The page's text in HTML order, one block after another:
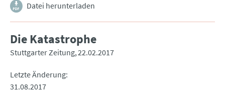
Datei herunterladen
Die Katastrophe
Stuttgarter Zeitung 22.02.2017
Letzte Änderung
31.08.2017